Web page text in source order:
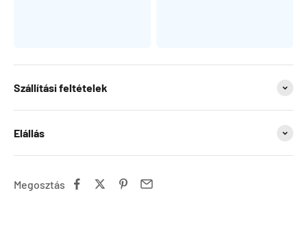
Szállítási feltételek
Elállás
Megosztás